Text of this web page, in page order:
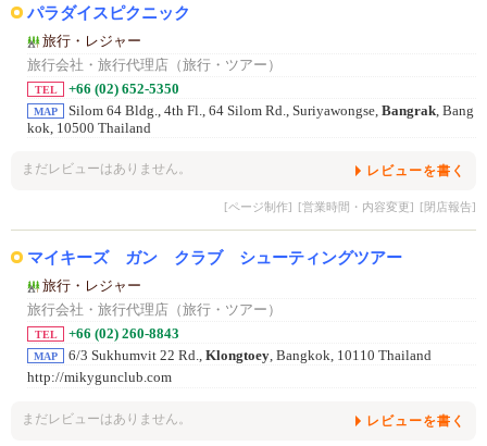
パラダイスピクニック
旅行・レジャー
旅行会社・旅行代理店（旅行・ツアー）
TEL +66 (02) 652-5350
MAP Silom 64 Bldg., 4th Fl., 64 Silom Rd., Suriyawongse, Bangrak, Bang
kok, 10500 Thailand
まだレビューはありません。 レビューを書く
[ページ制作] [営業時間・内容変更] [閉店報告]
マイキーズ ガン クラブ シューティングツアー
旅行・レジャー
旅行会社・旅行代理店（旅行・ツアー）
TEL +66 (02) 260-8843
MAP 6/3 Sukhumvit 22 Rd., Klongtoey, Bangkok, 10110 Thailand
http://mikygunclub.com
まだレビューはありません。 レビューを書く